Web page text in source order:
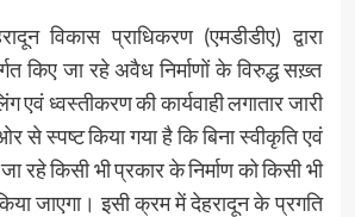
विकास प्राधिकरण (एमडीडीए) द्वारा
किए जा रहे अवैध निर्माणों के विरुद्ध सख़्त
एवं ध्वस्तीकरण की कार्यवाही लगातार जारी
से स्पष्ट किया गया है कि बिना स्वीकृति एवं
रहे किसी भी प्रकार के निर्माण को किसी भी
जाएगा। इसी क्रम में देहरादून के प्रगति